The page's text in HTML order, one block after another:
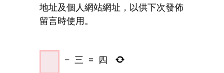
地址及個人網站網址，以供下次發佈
留言時使用。
− 三 = 四